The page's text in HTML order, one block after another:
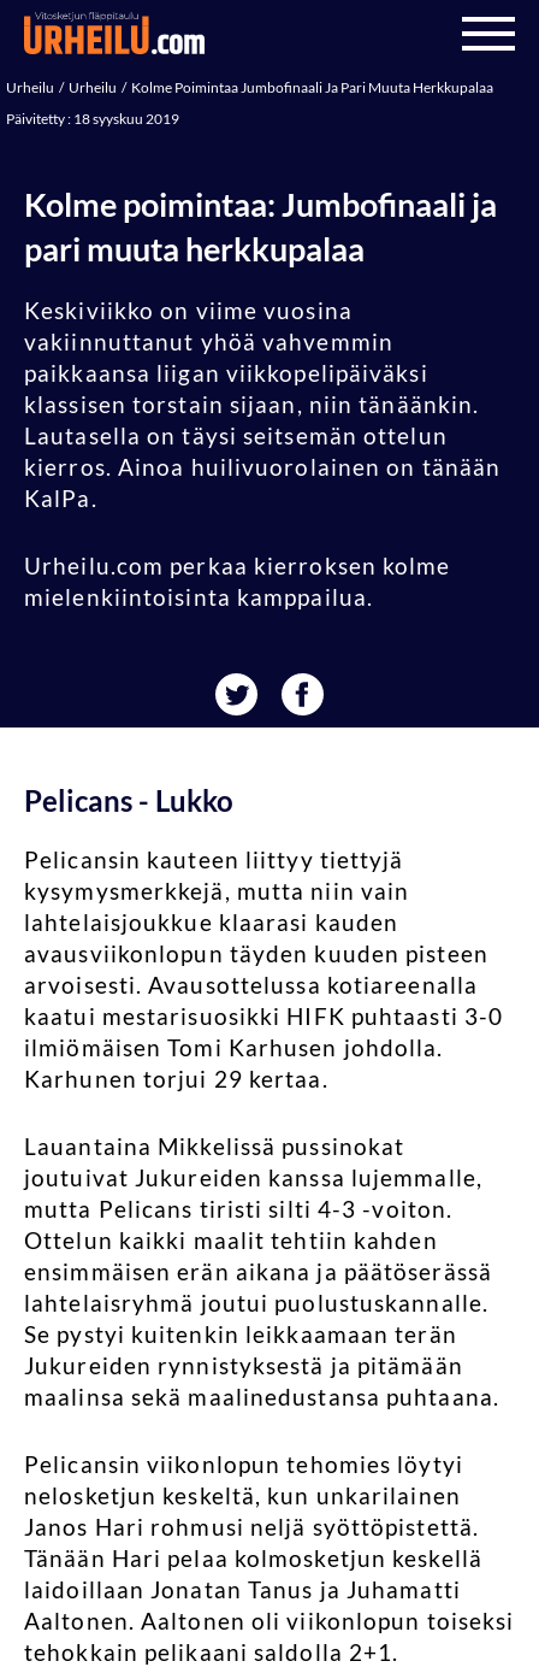
Urheilu Urheilu
Kolme Poimintaa Jumbofinaali Ja Pari Muuta Herkkupalaa
Päivitetty : 18 syyskuu 2019
Kolme poimintaa: Jumbofinaali ja
pari muuta herkkupalaa
Keskiviikko on viime vuosina
vakiinnuttanut yhöä vahvemmin
paikkaansa liigan viikkopelipäiväksi
klassisen torstain sijaan, niin tänäänkin.
Lautasella on täysi seitsemän ottelun
kierros. Ainoa huilivuorolainen on tänään
KalPa.
Urheilu.com perkaa kierroksen kolme
mielenkiintoisinta kamppailua.
Pelicans - Lukko
Pelicansin kauteen liittyy tiettyjä
kysymysmerkkejä, mutta niin vain
lahtelaisjoukkue klaarasi kauden
avausviikonlopun täyden kuuden pisteen
arvoisesti. Avausottelussa kotiareenalla
kaatui mestarisuosikki HIFK puhtaasti 3-0
ilmiömäisen Tomi Karhusen johdolla.
Karhunen torjui 29 kertaa.
Lauantaina Mikkelissä pussinokat
joutuivat Jukureiden kanssa lujemmalle,
mutta Pelicans tiristi silti 4-3 -voiton.
Ottelun kaikki maalit tehtiin kahden
ensimmäisen erän aikana ja päätöserässä
lahtelaisryhmä joutui puolustuskannalle.
Se pystyi kuitenkin leikkaamaan terän
Jukureiden rynnistyksestä ja pitämään
maalinsa sekä maalinedustansa puhtaana.
Pelicansin viikonlopun tehomies löytyi
nelosketjun keskeltä, kun unkarilainen
Janos Hari rohmusi neljä syöttöpistettä.
Tänään Hari pelaa kolmosketjun keskellä
laidoillaan Jonatan Tanus ja Juhamatti
Aaltonen. Aaltonen oli viikonlopun toiseksi
tehokkain pelikaani saldolla 2+1.